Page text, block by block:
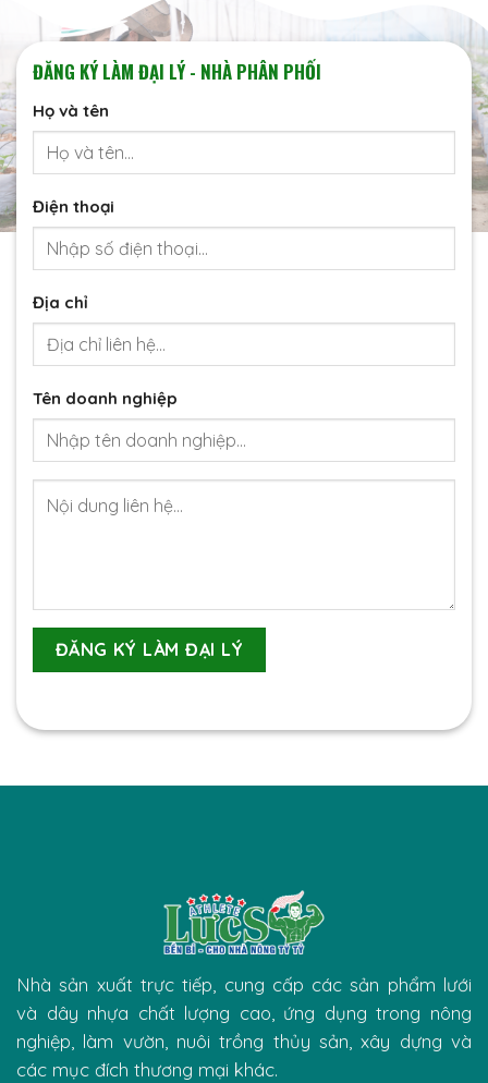
ĐĂNG KÝ LÀM ĐẠI LÝ - NHÀ PHÂN PHỐI
Họ và tên
Điện thoại
Địa chỉ
Tên doanh nghiệp
Nhà sản xuất trực tiếp, cung cấp các sản phẩm lưới
và dây nhựa chất lượng cao, ứng dụng trong nông
nghiệp, làm vườn, nuôi trồng thủy sản, xây dựng và
các mục đích thương mại khác.